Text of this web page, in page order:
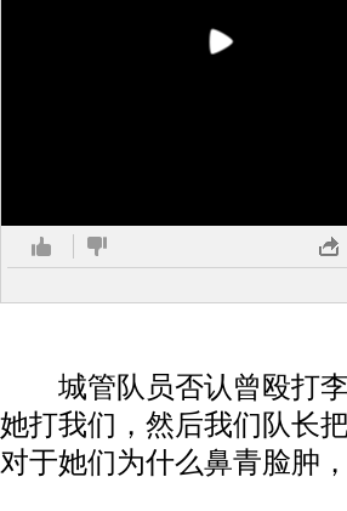
城管队员否认曾殴打李
她打我们，然后我们队长
对于她们为什么鼻青脸肿